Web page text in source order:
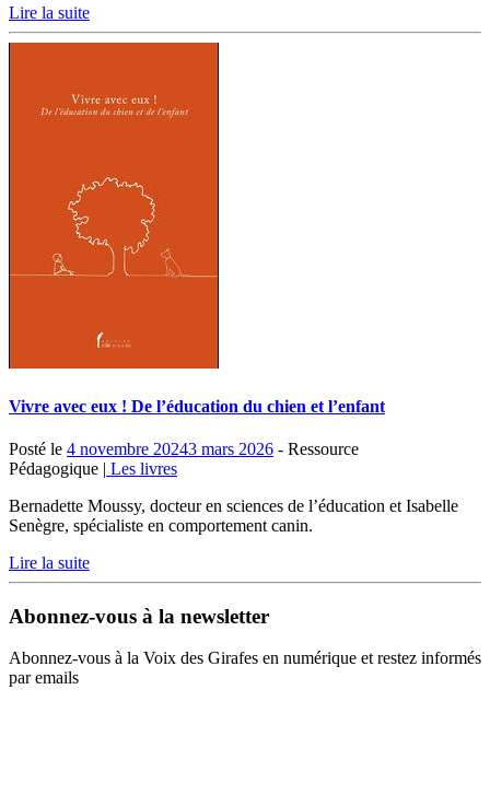
Lire la suite
Vivre avec eux ! De l’éducation du chien et l’enfant
Posté le 4 novembre 20243 mars 2026 - Ressource
Pédagogique | Les livres
Bernadette Moussy, docteur en sciences de l’éducation et Isabelle
Senègre, spécialiste en comportement canin.
Lire la suite
Abonnez-vous à la newsletter
Abonnez-vous à la Voix des Girafes en numérique et restez informés
par emails